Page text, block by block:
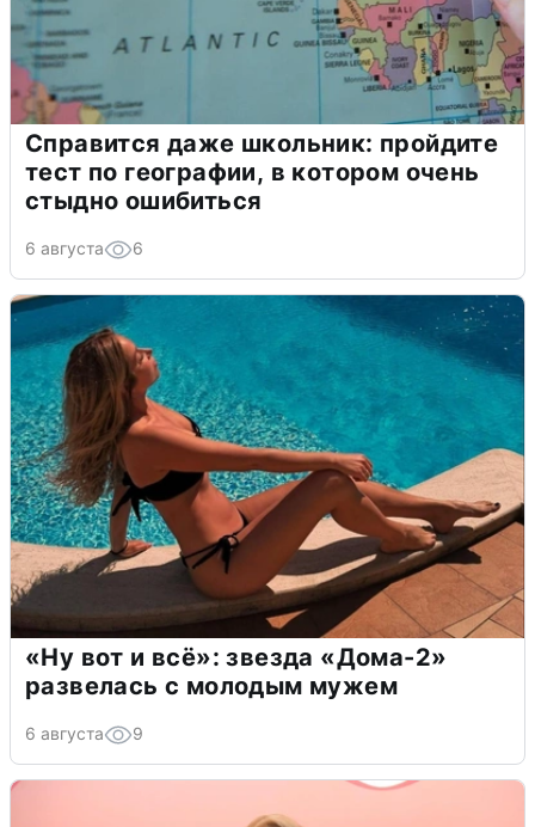
Справится даже школьник: пройдите
тест по географии, в котором очень
стыдно ошибиться
6 августа 6
«Ну вот и всё»: звезда «Дома-2»
развелась с молодым мужем
6 августа 9